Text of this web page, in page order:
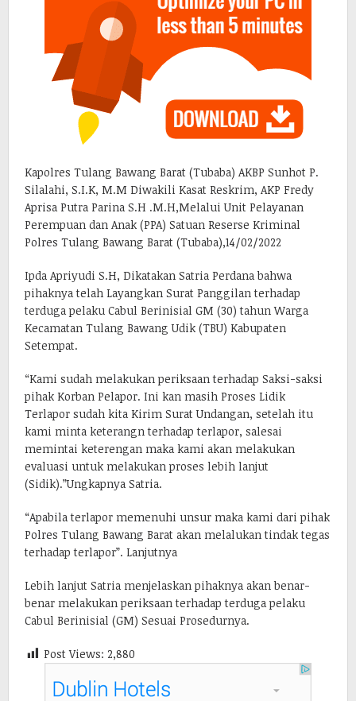
Kapolres Tulang Bawang Barat (Tubaba) AKBP Sunhot P.
Silalahi, S.I.K, M.M Diwakili Kasat Reskrim, AKP Fredy
Aprisa Putra Parina S.H .M.H,Melalui Unit Pelayanan
Perempuan dan Anak (PPA) Satuan Reserse Kriminal
Polres Tulang Bawang Barat (Tubaba),14/02/2022
Ipda Apriyudi S.H, Dikatakan Satria Perdana bahwa
pihaknya telah Layangkan Surat Panggilan terhadap
terduga pelaku Cabul Berinisial GM (30) tahun Warga
Kecamatan Tulang Bawang Udik (TBU) Kabupaten
Setempat.
“Kami sudah melakukan periksaan terhadap Saksi-saksi
pihak Korban Pelapor. Ini kan masih Proses Lidik
Terlapor sudah kita Kirim Surat Undangan, setelah itu
kami minta keterangn terhadap terlapor, salesai
memintai keterengan maka kami akan melakukan
evaluasi untuk melakukan proses lebih lanjut
(Sidik).”Ungkapnya Satria.
“Apabila terlapor memenuhi unsur maka kami dari pihak
Polres Tulang Bawang Barat akan melalukan tindak tegas
terhadap terlapor”. Lanjutnya
Lebih lanjut Satria menjelaskan pihaknya akan benar-
benar melakukan periksaan terhadap terduga pelaku
Cabul Berinisial (GM) Sesuai Prosedurnya.
Post Views: 2,880